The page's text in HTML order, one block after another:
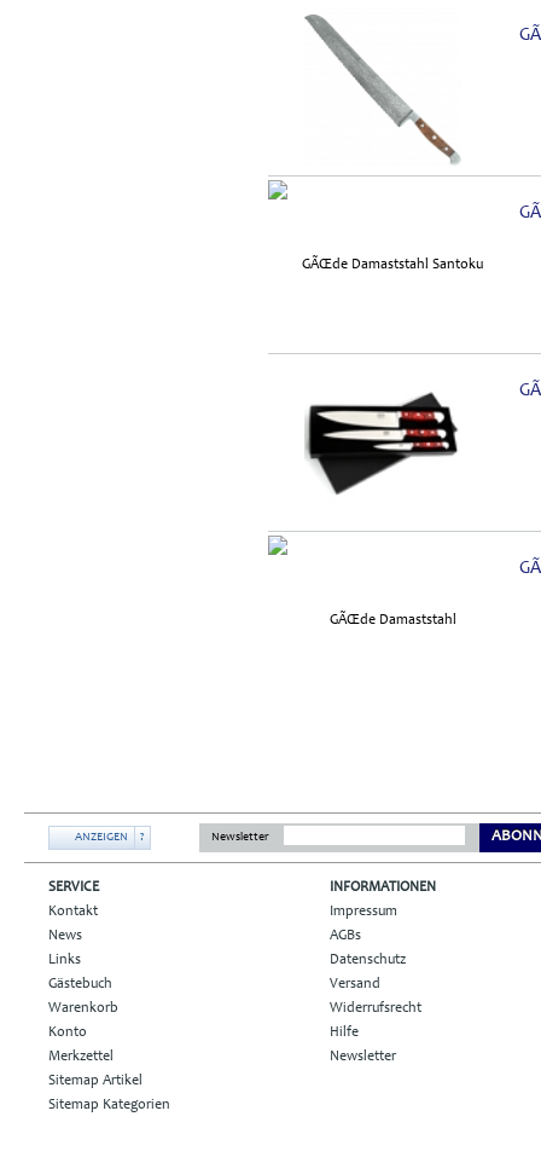
ANZEIGEN ? Newsletter
SERVICE
Kontakt
News
Links
Gästebuch
Warenkorb
Konto
Merkzettel
Sitemap Artikel
Sitemap Kategorien
INFORMATIONEN
Impressum
AGBs
Datenschutz
Versand
Widerrufsrecht
Hilfe
Newsletter